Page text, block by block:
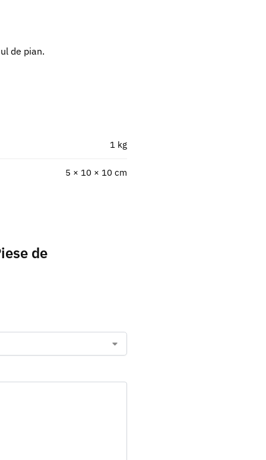
de pian.
1 kg
5 × 10 × 10 cm
de